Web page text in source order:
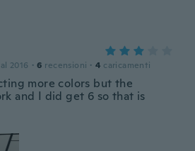
2016 · 6 recensioni · 4 caricamenti
more colors but the
and I did get 6 so that is